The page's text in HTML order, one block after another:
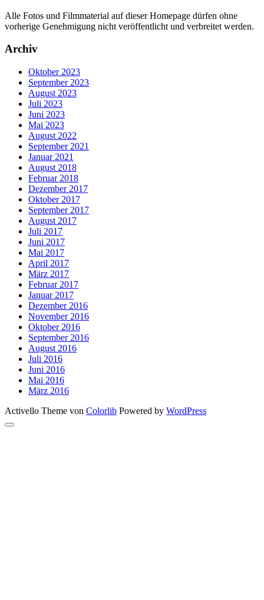
Alle Fotos und Filmmaterial auf dieser Homepage dürfen ohne
vorherige Genehmigung nicht veröffentlicht und verbreitet werden.
Archiv
Oktober 2023
September 2023
August 2023
Juli 2023
Juni 2023
Mai 2023
August 2022
September 2021
Januar 2021
August 2018
Februar 2018
Dezember 2017
Oktober 2017
September 2017
August 2017
Juli 2017
Juni 2017
Mai 2017
April 2017
März 2017
Februar 2017
Januar 2017
Dezember 2016
November 2016
Oktober 2016
September 2016
August 2016
Juli 2016
Juni 2016
Mai 2016
März 2016
Activello Theme von Colorlib Powered by WordPress